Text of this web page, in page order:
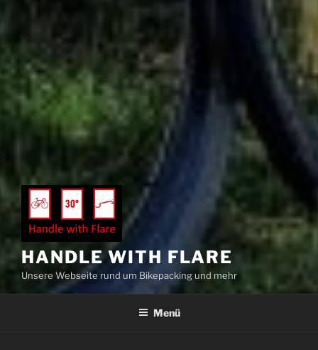
HANDLE WITH FLARE
Unsere Webseite rund um Bikepacking und mehr
Menü